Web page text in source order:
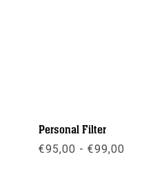
Personal Filter
€95,00 - €99,00